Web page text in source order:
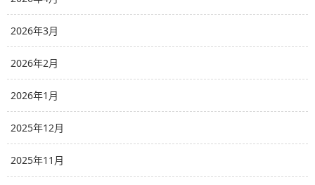
2026年3月
2026年2月
2026年1月
2025年12月
2025年11月